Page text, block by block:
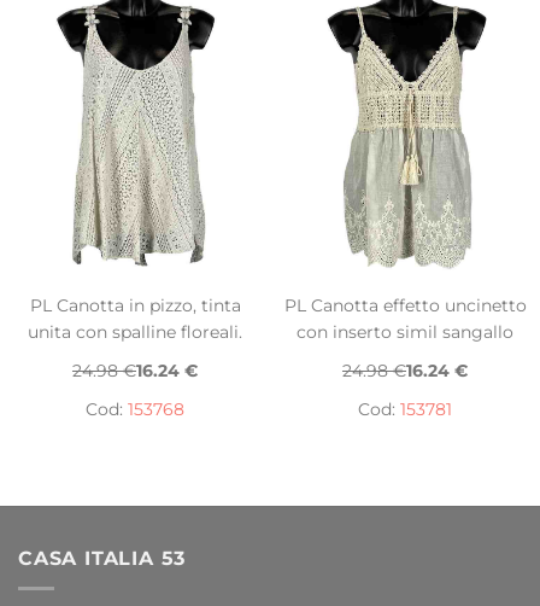
PL Canotta in pizzo, tinta
unita con spalline floreali.
24.98 €16.24 €
Cod: 153768
PL Canotta effetto uncinetto
con inserto simil sangallo
24.98 €16.24 €
Cod: 153781
CASA ITALIA 53